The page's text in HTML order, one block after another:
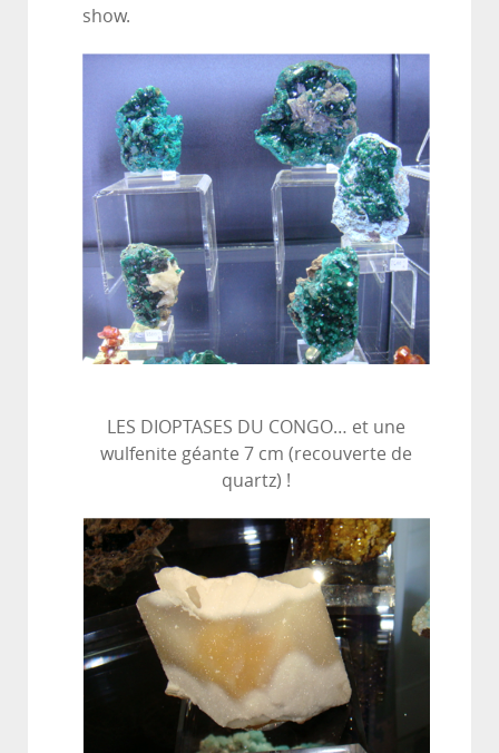
show.
LES DIOPTASES DU CONGO… et une
wulfenite géante 7 cm (recouverte de
quartz) !